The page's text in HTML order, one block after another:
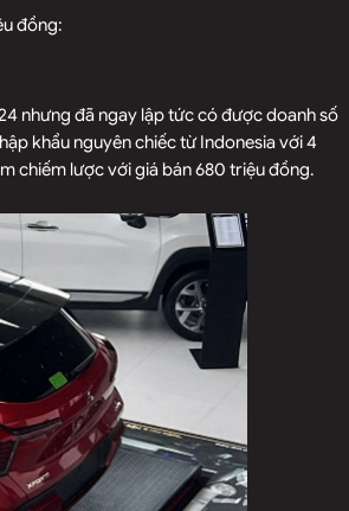
đồng:
nhưng đã ngay lập tức có được doanh số
khẩu nguyên chiếc từ Indonesia với 4
chiếm lược với giá bán 680 triệu đồng.